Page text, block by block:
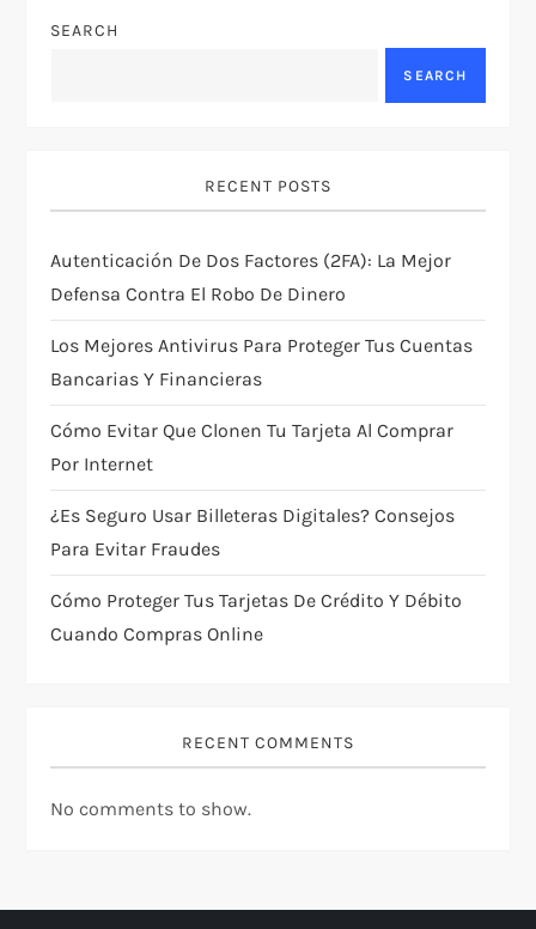
n
i
g
a
t
i
o
n
SEARCH
SEARCH
RECENT POSTS
Autenticación De Dos Factores (2FA): La Mejor
Defensa Contra El Robo De Dinero
Los Mejores Antivirus Para Proteger Tus Cuentas
Bancarias Y Financieras
Cómo Evitar Que Clonen Tu Tarjeta Al Comprar
Por Internet
¿Es Seguro Usar Billeteras Digitales? Consejos
Para Evitar Fraudes
Cómo Proteger Tus Tarjetas De Crédito Y Débito
Cuando Compras Online
RECENT COMMENTS
No comments to show.